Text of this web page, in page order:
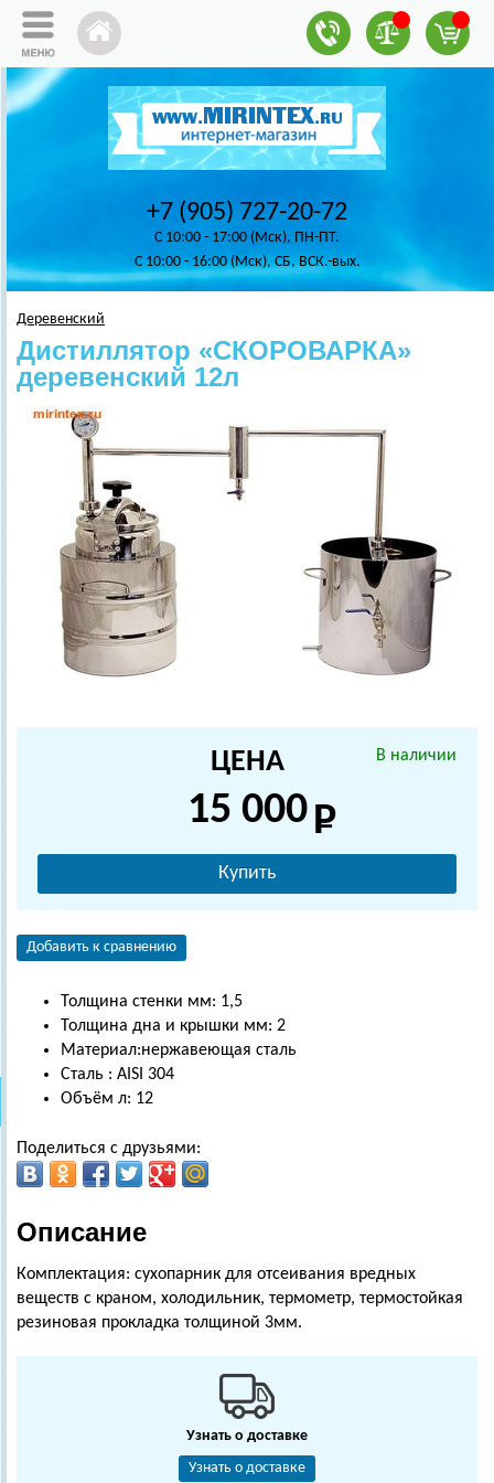
+7 (905) 727-20-72
C 10:00 - 17:00 (Мск), ПН-ПТ.
C 10:00 - 16:00 (Мск), СБ, ВСК.-вых.
Деревенский
Дистиллятор «СКОРОВАРКА»
деревенский 12л
В наличии
ЦЕНА
15 000
Купить
Добавить к сравнению
Толщина стенки мм: 1,5
Толщина дна и крышки мм: 2
Материал:нержавеющая сталь
Сталь : AISI 304
Объём л: 12
Поделиться с друзьями:
Описание
Комплектация: сухопарник для отсеивания вредных
веществ с краном, холодильник, термометр, термостойкая
резиновая прокладка толщиной 3мм.
Узнать о доставке
Узнать о доставке